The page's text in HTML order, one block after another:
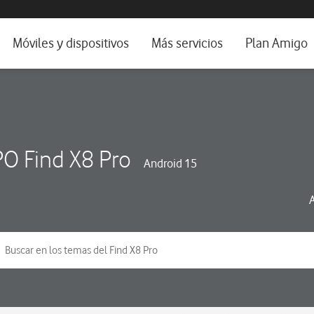
e idioma
Móviles y dispositivos Más servicios Plan Amigo
Find X8 Pro Android 15